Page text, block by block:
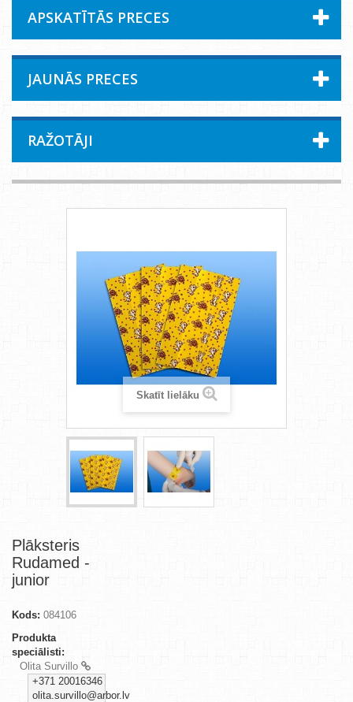
APSKATĪTĀS PRECES
JAUNĀS PRECES
RAŽOTĀJI
Skatīt lielāku
Plāksteris
Rudamed -
junior
Kods: 084106
Produkta
speciālisti:
Olita Survillo
+371 20016346
olita.survillo@arbor.lv